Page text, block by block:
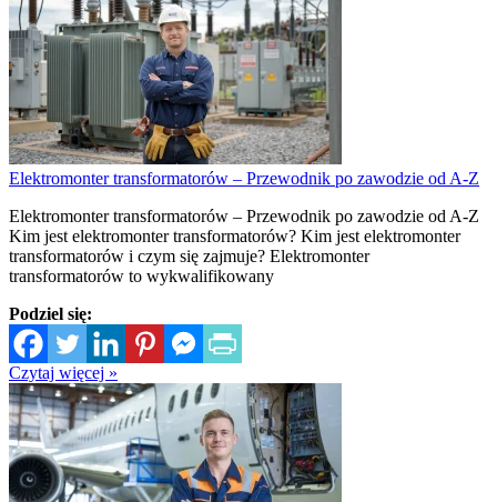
Elektromonter transformatorów – Przewodnik po zawodzie od A-Z
Elektromonter transformatorów – Przewodnik po zawodzie od A-Z
Kim jest elektromonter transformatorów? Kim jest elektromonter
transformatorów i czym się zajmuje? Elektromonter
transformatorów to wykwalifikowany
Podziel się:
Czytaj więcej »